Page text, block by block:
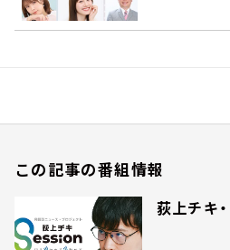
この記事の番組情報
荻上チキ